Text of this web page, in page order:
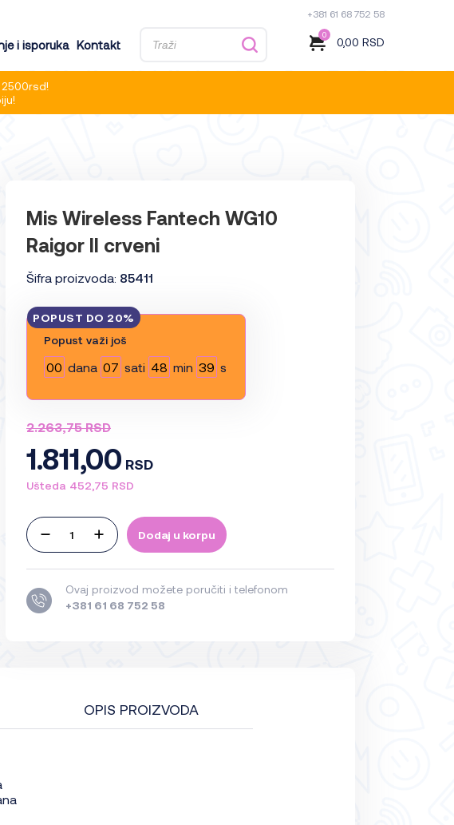
+381 61 68 752 58
i isporuka Kontakt
0
0,00 RSD
Mis Wireless Fantech WG10
Raigor II crveni
Šifra proizvoda: 85411
POPUST DO 20%
Popust važi još
00 dana 07 sati 48 min 38 s
2.263,75 RSD
1.811,00 RSD
Ušteda 452,75 RSD
Dodaj u korpu
Ovaj proizvod možete poručiti i telefonom
+381 61 68 752 58
OPIS PROIZVODA